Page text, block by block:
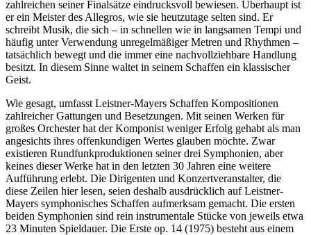
zahlreichen seiner Finalsätze eindrucksvoll bewiesen. Überhaupt ist
er ein Meister des Allegros, wie sie heutzutage selten sind. Er
schreibt Musik, die sich – in schnellen wie in langsamen Tempi und
häufig unter Verwendung unregelmäßiger Metren und Rhythmen –
tatsächlich bewegt und die immer eine nachvollziehbare Handlung
besitzt. In diesem Sinne waltet in seinem Schaffen ein klassischer
Geist.
Wie gesagt, umfasst Leistner-Mayers Schaffen Kompositionen
zahlreicher Gattungen und Besetzungen. Mit seinen Werken für
großes Orchester hat der Komponist weniger Erfolg gehabt als man
angesichts ihres offenkundigen Wertes glauben möchte. Zwar
existieren Rundfunkproduktionen seiner drei Symphonien, aber
keines dieser Werke hat in den letzten 30 Jahren eine weitere
Aufführung erlebt. Die Dirigenten und Konzertveranstalter, die
diese Zeilen hier lesen, seien deshalb ausdrücklich auf Leistner-
Mayers symphonisches Schaffen aufmerksam gemacht. Die ersten
beiden Symphonien sind rein instrumentale Stücke von jeweils etwa
23 Minuten Spieldauer. Die Erste op. 14 (1975) besteht aus einem